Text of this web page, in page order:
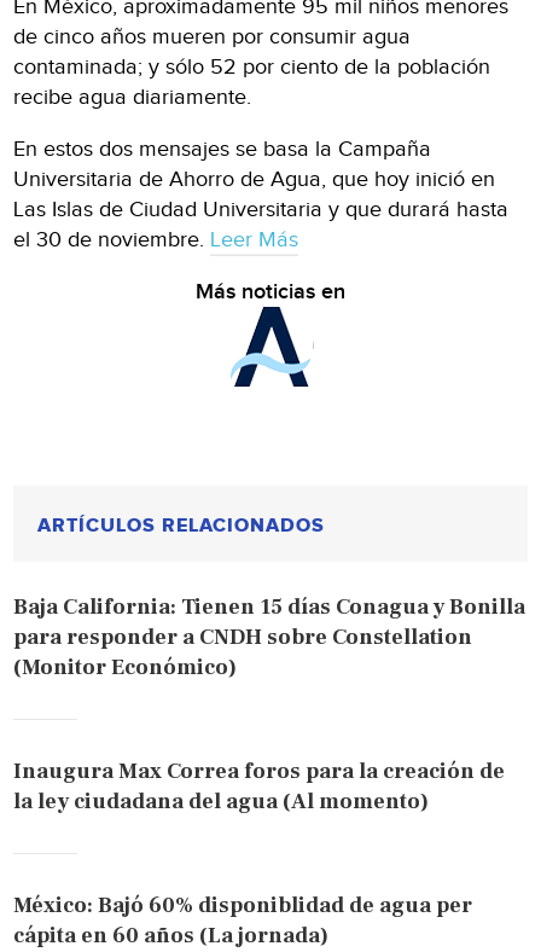
En México, aproximadamente 95 mil niños menores
de cinco años mueren por consumir agua
contaminada; y sólo 52 por ciento de la población
recibe agua diariamente.
En estos dos mensajes se basa la Campaña
Universitaria de Ahorro de Agua, que hoy inició en
Las Islas de Ciudad Universitaria y que durará hasta
el 30 de noviembre. Leer Más
Más noticias en
ARTÍCULOS RELACIONADOS
Baja California: Tienen 15 días Conagua y Bonilla
para responder a CNDH sobre Constellation
(Monitor Económico)
Inaugura Max Correa foros para la creación de
la ley ciudadana del agua (Al momento)
México: Bajó 60% disponiblidad de agua per
cápita en 60 años (La jornada)